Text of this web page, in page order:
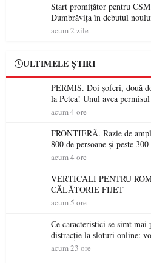
Start promițător pentru
Dumbrăvița în debutul
acum 2 zile
ULTIMELE ȘTIRI
PERMIS. Doi șoferi, două
la Petea! Unul avea
niciodată permis
acum 4 ore
FRONTIERĂ. Razie de
800 de persoane și peste
acum 4 ore
VERTICALI PENTRU
CĂLĂTORIE FIJET
acum 5 ore
Ce caracteristici se simt mai
distracție la sloturi online:
acum 23 ore